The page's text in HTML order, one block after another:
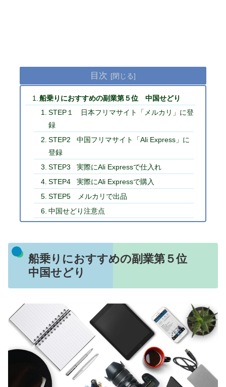
目次
船乗りにおすすめの副業第５位 中国せどり
STEP１ 日本フリマサイト「メルカリ」に登
録
STEP2 中国フリマサイト「Ali Express」に
登録
STEP3 実際にAli Expressで仕入れ
STEP4 実際にAli Expressで購入
STEP5 メルカリで出品
中国せどり注意点
船乗りにおすすめの副業第５位
中国せどり